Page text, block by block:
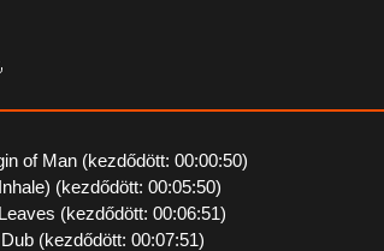
of Man (kezdődött: 00:00:50)
(kezdődött: 00:05:50)
(kezdődött: 00:06:51)
(kezdődött: 00:07:51)